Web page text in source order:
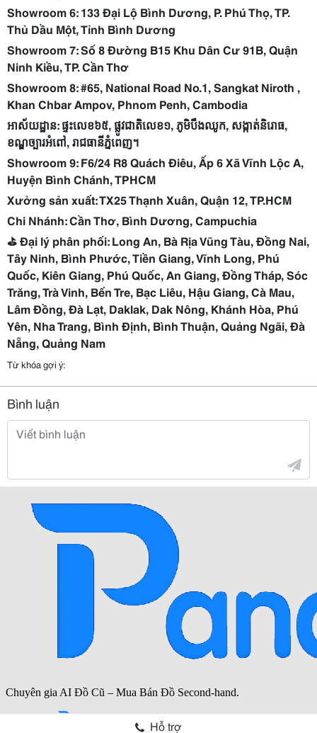
Showroom 6: 133 Đại Lộ Bình Dương, P. Phú Thọ, TP.
Thủ Dầu Một, Tỉnh Bình Dương
Showroom 7: Số 8 Đường B15 Khu Dân Cư 91B, Quận
Ninh Kiều, TP. Cần Thơ
Showroom 8: #65, National Road No.1, Sangkat Niroth ,
Khan Chbar Ampov, Phnom Penh, Cambodia
អាស័យដ្ឋាន:ផ្ទះលេខ៦៥,ផ្លូវជាតិលេខ១,ភូមិបឹងឈូក, សង្កាត់និរោធ,
ខណ្ឌច្បារអំពៅ,រាជធានីភ្នំពេញ។
Showroom 9: F6/24 R8 Quách Điêu, Ấp 6 Xã Vĩnh Lộc A,
Huyện Bình Chánh, TPHCM
Xưởng sản xuất: TX25 Thạnh Xuân, Quận 12, TP.HCM
Chi Nhánh: Cần Thơ, Bình Dương, Campuchia
⛳️ Đại lý phân phối: Long An, Bà Rịa Vũng Tàu, Đồng Nai,
Tây Ninh, Bình Phước, Tiền Giang, Vĩnh Long, Phú
Quốc, Kiên Giang, Phú Quốc, An Giang, Đồng Tháp, Sóc
Trăng, Trà Vinh, Bến Tre, Bạc Liêu, Hậu Giang, Cà Mau,
Lâm Đồng, Đà Lạt, Daklak, Dak Nông, Khánh Hòa, Phú
Yên, Nha Trang, Bình Định, Bình Thuận, Quảng Ngãi, Đà
Nẵng, Quảng Nam
Từ khóa gợi ý:
Bình luận
Hỗ trợ